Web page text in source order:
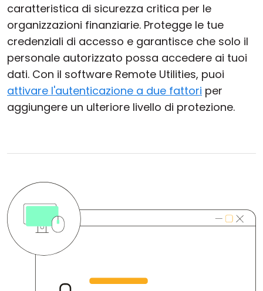
caratteristica di sicurezza critica per le
organizzazioni finanziarie. Protegge le tue
credenziali di accesso e garantisce che solo il
personale autorizzato possa accedere ai tuoi
dati. Con il software Remote Utilities, puoi
attivare l'autenticazione a due fattori per
aggiungere un ulteriore livello di protezione.